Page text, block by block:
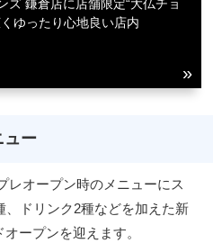
ズ 鎌倉店に店舗限定“大仏チョ
ゆったり心地良い店内
ュー
レオープン時のメニューにス
、ドリンク2種などを加えた新
ープンを迎えます。